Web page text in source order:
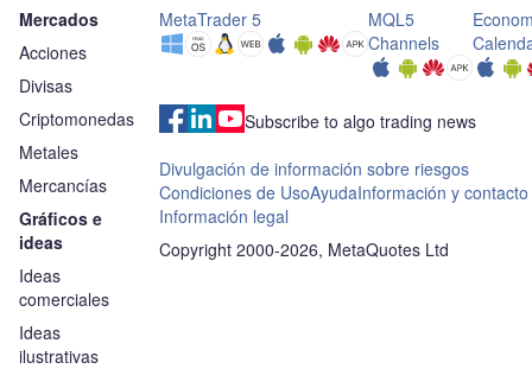
Mercados
Acciones
Divisas
Criptomonedas
Metales
Mercancías
Gráficos e
ideas
Ideas
comerciales
Ideas
ilustrativas
MetaTrader 5
MQL5
Channels
Subscribe to algo trading news
Divulgación de información sobre riesgos
Condiciones de UsoAyudaInformación y contacto
Información legal
Copyright 2000-2026, MetaQuotes Ltd